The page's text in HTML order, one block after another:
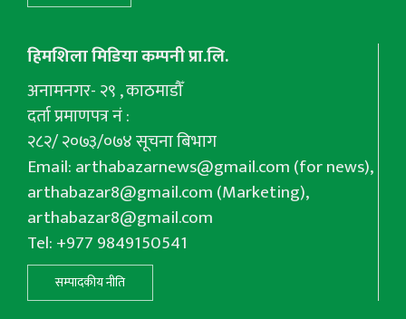
हिमशिला मिडिया कम्पनी प्रा.लि.
अनामनगर- २९ , काठमाडौँ
दर्ता प्रमाणपत्र नं :
२८२/ २०७३/०७४ सूचना बिभाग
Email:arthabazarnews@gmail.com(for news),
arthabazar8@gmail.com(Marketing),
arthabazar8@gmail.com
Tel: +977 9849150541
सम्पादकीय नीति